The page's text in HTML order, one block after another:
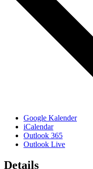
Google Kalender
iCalendar
Outlook 365
Outlook Live
Details